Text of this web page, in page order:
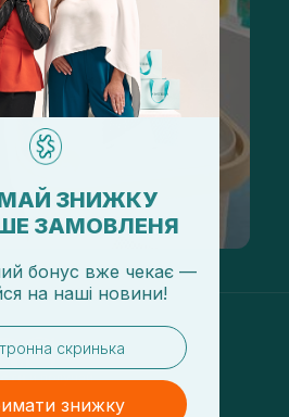
и получай
ЗНИЖКУ
ЗАМОВЛЕНЯ
бонус вже чекає —
на наші новини!
знижку